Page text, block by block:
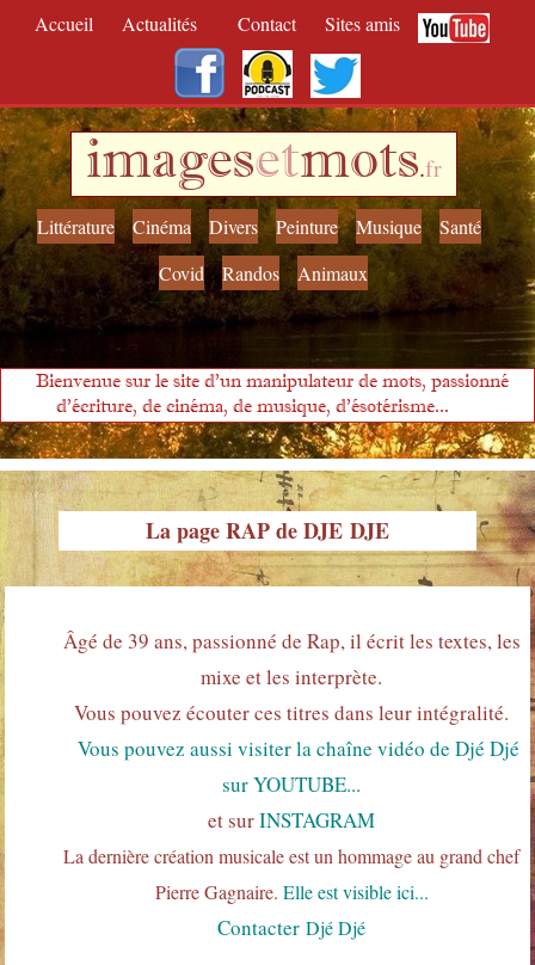
Accueil Actualités Contact Sites amis
imagesetmots.fr
Littérature Cinéma Divers Peinture Musique
Santé
Covid
Randos Animaux
Bienvenue sur le site d'un manipulateur de mots, passionné
d'écriture, de cinéma, de musique, d'ésotérisme...
La page RAP de DJE DJE
Âgé de 39 ans, passionné de Rap, il écrit les textes, les
mixe et les interprète.
Vous pouvez écouter ces titres dans leur intégralité.
Vous pouvez aussi visiter la chaîne vidéo de Djé Djé
sur YOUTUBE...
et surINSTAGRAM
La dernière création musicale est un hommage au grand chef
Pierre Gagnaire. Elle est visible ici...
Contacter Djé Djé